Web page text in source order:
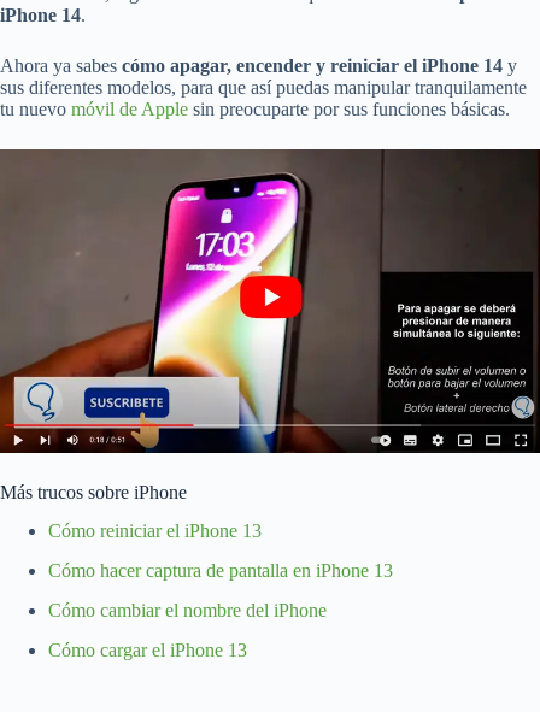
iPhone 14.
Ahora ya sabes cómo apagar, encender y reiniciar el iPhone 14 y
sus diferentes modelos, para que así puedas manipular tranquilamente
tu nuevo móvil de Apple sin preocuparte por sus funciones básicas.
Más trucos sobre iPhone
Cómo reiniciar el iPhone 13
Cómo hacer captura de pantalla en iPhone 13
Cómo cambiar el nombre del iPhone
Cómo cargar el iPhone 13